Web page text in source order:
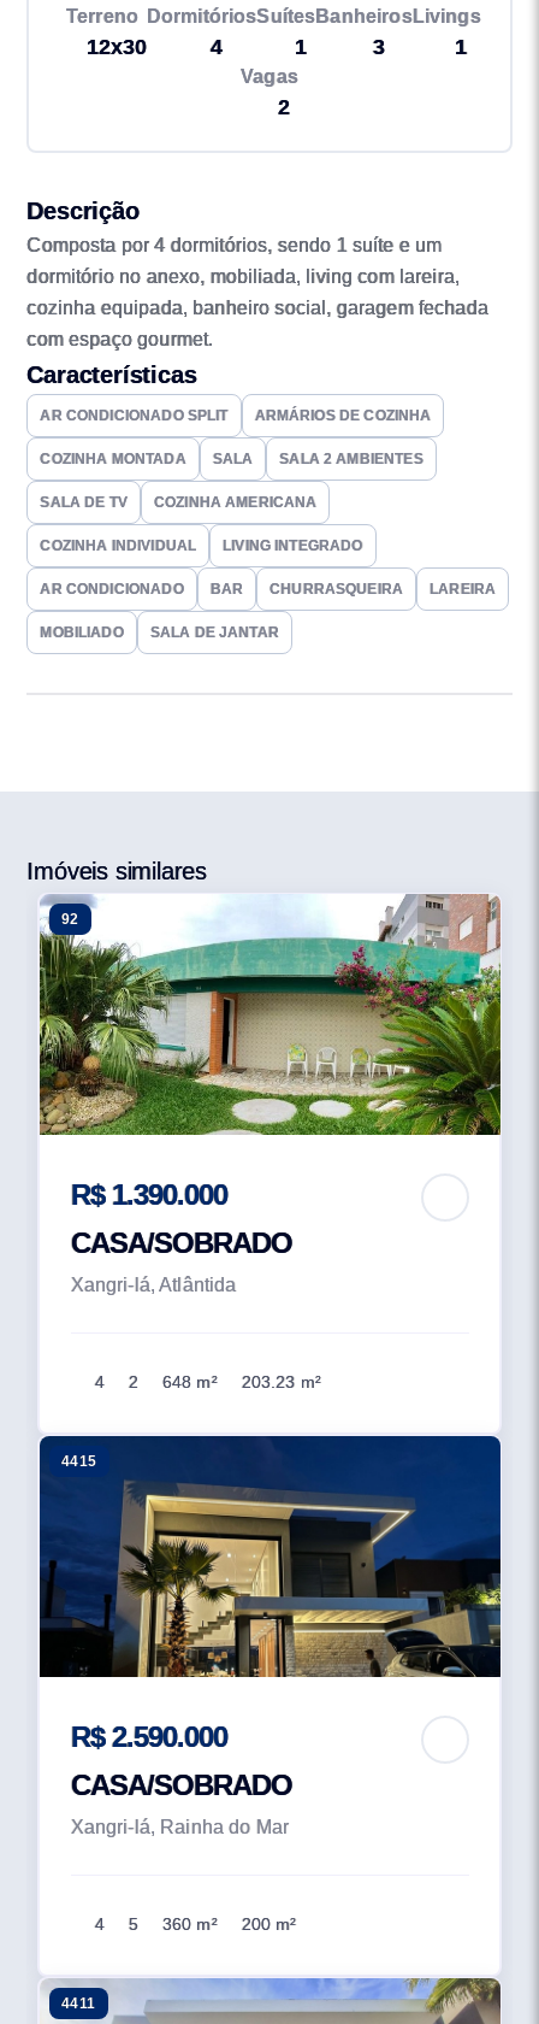
Terreno
12x30
Dormitórios
4
Suítes
1
Banheiros
3
Livings
1
Vagas
2
Descrição
Composta por 4 dormitórios, sendo 1 suíte e um
dormitório no anexo, mobiliada, living com lareira,
cozinha equipada, banheiro social, garagem fechada
com espaço gourmet.
Características
AR CONDICIONADO SPLIT ARMÁRIOS DE COZINHA
COZINHA MONTADA SALA SALA 2 AMBIENTES
SALA DE TV COZINHA AMERICANA
COZINHA INDIVIDUAL LIVING INTEGRADO
AR CONDICIONADO BAR CHURRASQUEIRA LAREIRA
MOBILIADO SALA DE JANTAR
Imóveis similares
92
R$ 1.390.000
CASA/SOBRADO
Xangri-lá, Atlântida
4 2 648 m² 203.23 m²
4415
R$ 2.590.000
CASA/SOBRADO
Xangri-lá, Rainha do Mar
4 5 360 m² 200 m²
4411